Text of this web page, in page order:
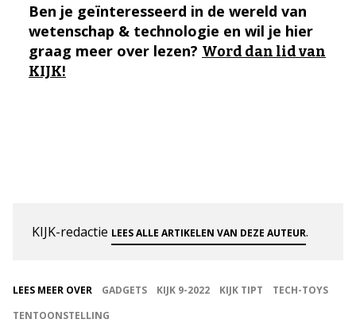
Ben je geïnteresseerd in de wereld van
wetenschap & technologie en wil je hier
graag meer over lezen? Word dan lid van
KIJK!
KIJK-redactie LEES ALLE ARTIKELEN VAN DEZE AUTEUR.
LEES MEER OVER GADGETS KIJK 9-2022 KIJK TIPT
TECH-TOYS
TENTOONSTELLING